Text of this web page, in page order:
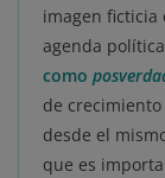
imagen
agenda
como
de
desde el
que es